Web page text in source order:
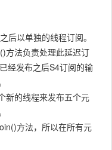
后以单独的线程订阅。
方法负责处理此延迟订
经发布之后S4订阅的输
新的线程来发布五个元
方法，所以在所有元